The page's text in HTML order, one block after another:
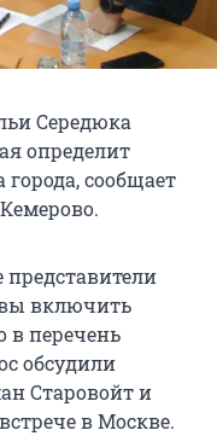
Середюка
определит
сообщает
включить
в перечень
обсудили
Старовойт и
в Москве.